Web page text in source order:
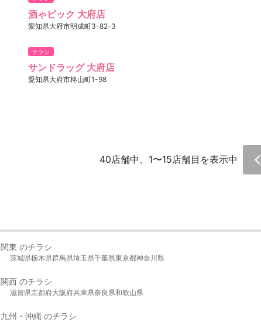
酒ゃビック 大府店
愛知県大府市明成町3-82-3
チラシ
サンドラッグ 大府店
愛知県大府市柊山町1-98
40店舗中、1〜15店舗目を表示中
関東 のチラシ
茨城県栃木県群馬県埼玉県千葉県東京都神奈川県
関西 のチラシ
滋賀県京都府大阪府兵庫県奈良県和歌山県
九州・沖縄 のチラシ